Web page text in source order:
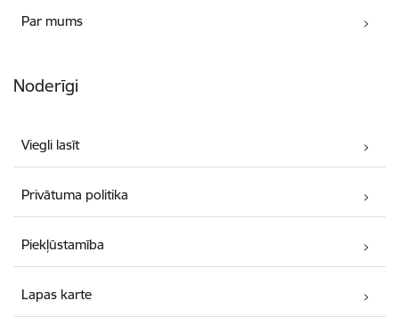
Par mums
Noderīgi
Viegli lasīt
Privātuma politika
Piekļūstamība
Lapas karte